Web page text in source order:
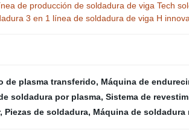
de producción de soldadura de viga Tech
3 en 1 línea de soldadura de viga H
de plasma transferido, Máquina de
soldadura por plasma, Sistema de
, Piezas de soldadura, Máquina de soldadura